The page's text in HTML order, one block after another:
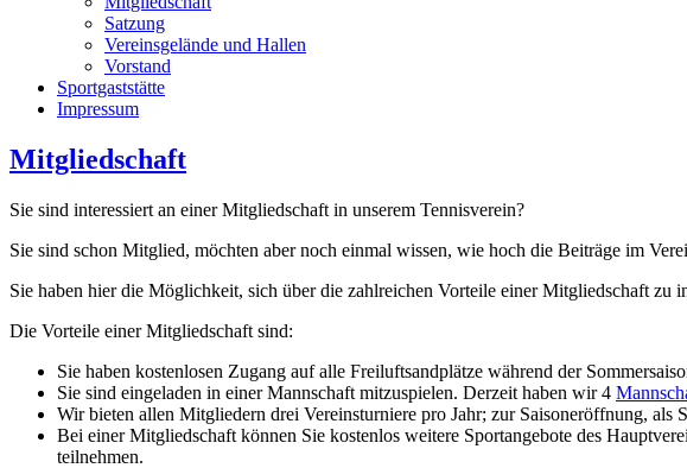
Satzung
Vereinsgelände und Hallen
Vorstand
Sportgaststätte
Impressum
Mitgliedschaft
Sie sind interessiert an einer Mitgliedschaft in unserem Tennisverein?
Sie sind schon Mitglied, möchten aber noch einmal wissen, wie hoch die Beiträge im
Sie haben hier die Möglichkeit, sich über die zahlreichen Vorteile einer Mitgliedschaft zu
Die Vorteile einer Mitgliedschaft sind:
Sie haben kostenlosen Zugang auf alle Freiluftsandplätze während der
Sie sind eingeladen in einer Mannschaft mitzuspielen. Derzeit haben wir 4
Wir bieten allen Mitgliedern drei Vereinsturniere pro Jahr; zur Saisoneröffnung, als
Bei einer Mitgliedschaft können Sie kostenlos weitere Sportangebote des
teilnehmen.